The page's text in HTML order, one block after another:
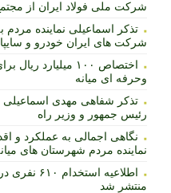
شرکت ملی فولاد ایران از مجتمع
تذکر اسماعیلی نماینده
شرکت های ایران خودرو و سایپا
اختصاص ۱۰۰
وحرفه ای میانه
تذکر شفاهی مهدی اسماعیلی
رئیس جمهور و وزیر راه
نگاهی اجمالی به عملکرد و
نماینده مردم شهرستان های
اطلاعیه
منتشر شد